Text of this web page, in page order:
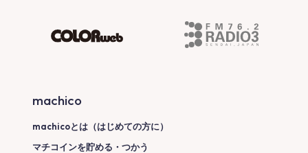
machico
machicoとは（はじめての方に）
マチコインを貯める・つかう